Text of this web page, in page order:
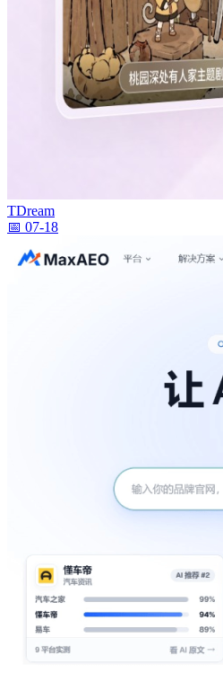
TDream
📅 07-18